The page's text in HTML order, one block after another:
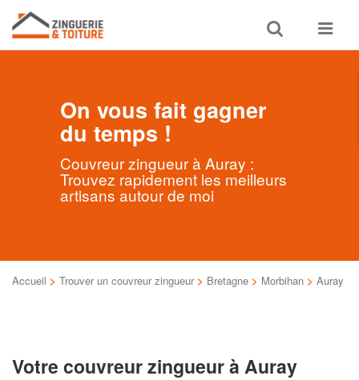
Toggle
search
Toggle
On vous fait gagner
du temps !
Couvreur zingueur à Auray :
Trouvez rapidement les meilleurs
artisans autour de moi
Accueil > Trouver un couvreur zingueur > Bretagne > Morbihan > Auray
Votre couvreur zingueur à Auray